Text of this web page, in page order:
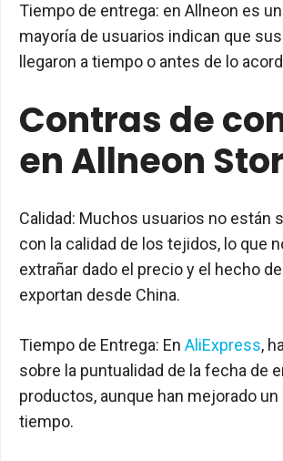
Tiempo de entrega: en Allneon es
mayoría de usuarios indican que
llegaron a tiempo o antes de lo
Contras de
en Allneon
Calidad: Muchos usuarios no están
con la calidad de los tejidos, lo que
extrañar dado el precio y el hecho
exportan desde China.
Tiempo de Entrega: En AliExpress,
sobre la puntualidad de la fecha de
productos, aunque han mejorado un
tiempo.